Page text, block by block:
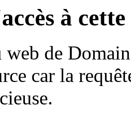
à
web de
car la